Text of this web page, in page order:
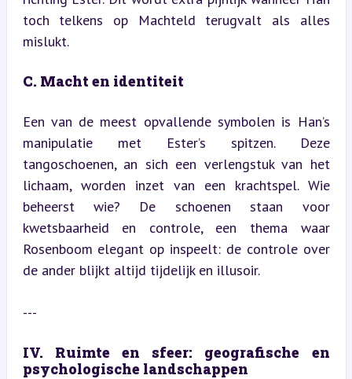
toch telkens op Machteld terugvalt als alles
mislukt.
C. Macht en identiteit
Een van de meest opvallende symbolen is Han’s
manipulatie met Ester’s spitzen. Deze
tangoschoenen, an sich een verlengstuk van het
lichaam, worden inzet van een krachtspel. Wie
beheerst wie? De schoenen staan voor
kwetsbaarheid en controle, een thema waar
Rosenboom elegant op inspeelt: de controle over
de ander blijkt altijd tijdelijk en illusoir.
---
IV. Ruimte en sfeer: geografische en
psychologische landschappen